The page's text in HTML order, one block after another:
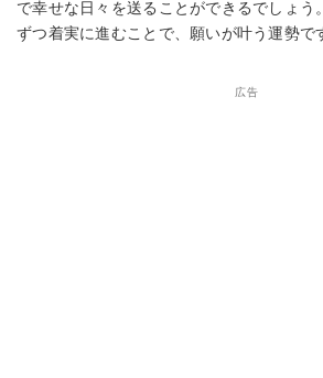
で幸せな日々を送ることができるでしょう
ずつ着実に進むことで、願いが叶う運勢で
広告